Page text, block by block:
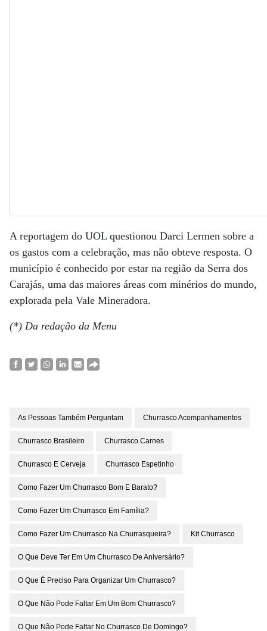
A reportagem do UOL questionou Darci Lermen sobre a
os gastos com a celebração, mas não obteve resposta. O
município é conhecido por estar na região da Serra dos
Carajás, uma das maiores áreas com minérios do mundo,
explorada pela Vale Mineradora.
(*) Da redação da Menu
As Pessoas Também Perguntam Churrasco Acompanhamentos
Churrasco Brasileiro Churrasco Carnes
Churrasco E Cerveja Churrasco Espetinho
Como Fazer Um Churrasco Bom E Barato?
Como Fazer Um Churrasco Em Família?
Como Fazer Um Churrasco Na Churrasqueira? Kit Churrasco
O Que Deve Ter Em Um Churrasco De Aniversário?
O Que É Preciso Para Organizar Um Churrasco?
O Que Não Pode Faltar Em Um Bom Churrasco?
O Que Não Pode Faltar No Churrasco De Domingo?